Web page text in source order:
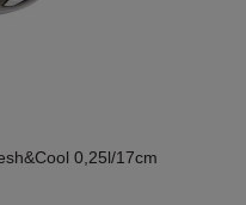
0,25l/17cm